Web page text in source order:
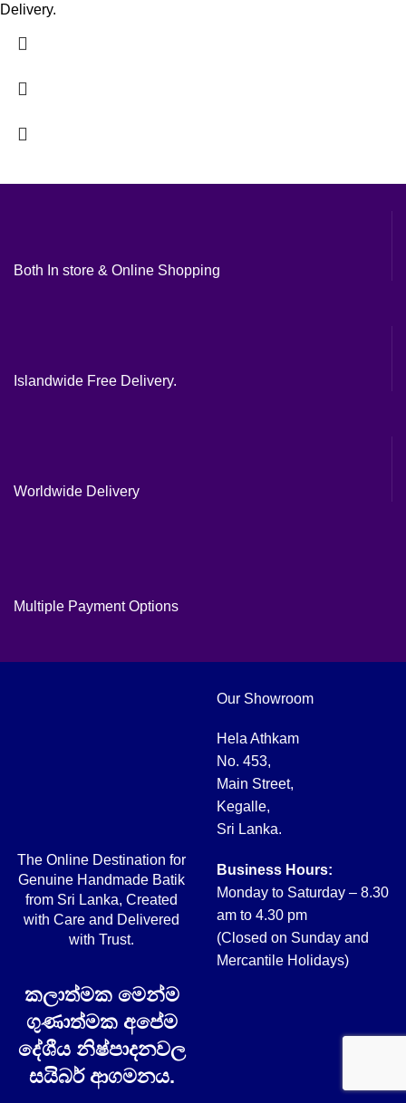
Delivery.
Both In store & Online Shopping
Islandwide Free Delivery.
Worldwide Delivery
Multiple Payment Options
The Online Destination for
Genuine Handmade Batik
from Sri Lanka, Created
with Care and Delivered
with Trust.
කලාත්මක මෙන්ම
ගුණාත්මක අපේම
දේශීය නිෂ්පාදනවල
සයිබර් ආගමනය.
Our Showroom
Hela Athkam
No. 453,
Main Street,
Kegalle,
Sri Lanka.
Business Hours:
Monday to Saturday – 8.30
am to 4.30 pm
(Closed on Sunday and
Mercantile Holidays)